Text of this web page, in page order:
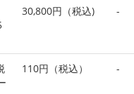
30,800円（税込) -
110円（税込） -